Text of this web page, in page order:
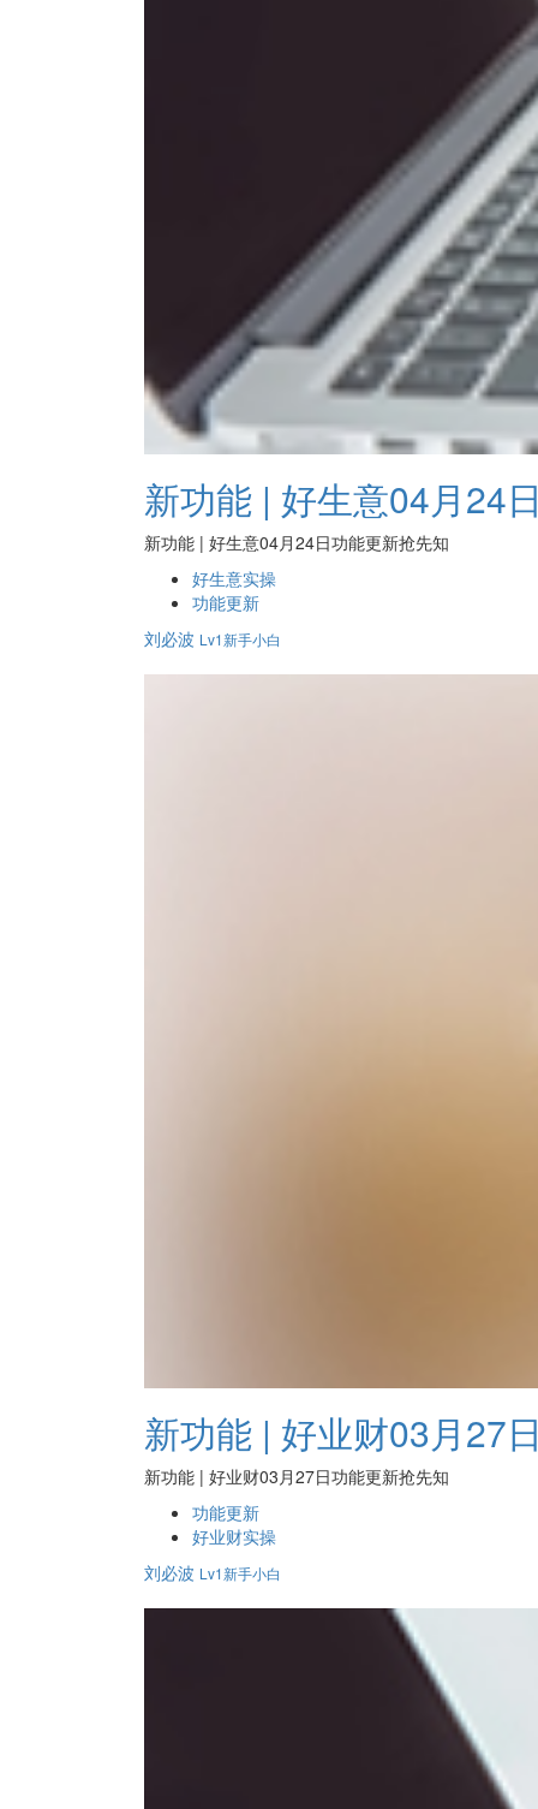
新功能 | 好生意04月24
新功能 | 好生意04月24日功能更新抢先知
好生意实操
功能更新
刘必波 Lv1新手小白
新功能 | 好业财03月27
新功能 | 好业财03月27日功能更新抢先知
功能更新
好业财实操
刘必波 Lv1新手小白